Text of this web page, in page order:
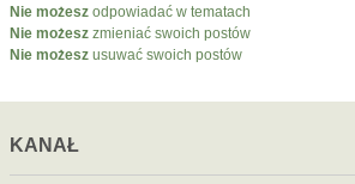
Nie możesz odpowiadać w tematach
Nie możesz zmieniać swoich postów
Nie możesz usuwać swoich postów
KANAŁ